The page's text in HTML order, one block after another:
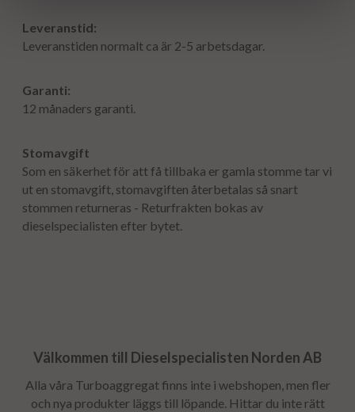
Leveranstid:
Leveranstiden normalt ca är 2-5 arbetsdagar.
Garanti:
12 månaders garanti.
Stomavgift
Som en säkerhet för att få tillbaka er gamla stomme tar vi
ut en stomavgift, stomavgiften återbetalas så snart
stommen returneras - Returfrakten bokas av
dieselspecialisten efter bytet.
Välkommen till Dieselspecialisten Norden AB
Alla våra Turboaggregat finns inte i webshopen, men fler
och nya produkter läggs till löpande. Hittar du inte rätt